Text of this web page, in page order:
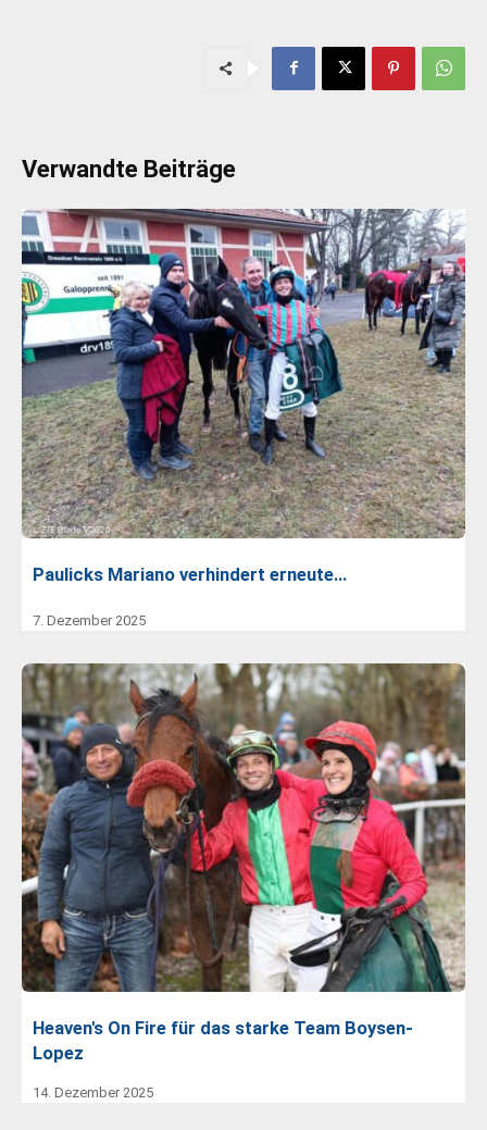
Verwandte Beiträge
Paulicks Mariano verhindert erneute…
7. Dezember 2025
Heaven's On Fire für das starke Team Boysen-
Lopez
14. Dezember 2025